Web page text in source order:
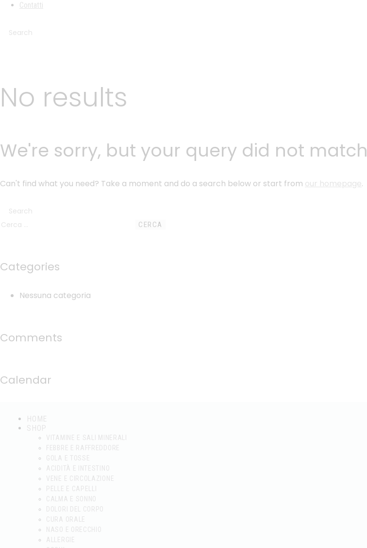
Contatti
No results
We're sorry, but your query did not match
Can't find what you need? Take a moment and do a search below or start from our homepage.
Categories
Nessuna categoria
Comments
Calendar
HOME
SHOP
VITAMINE E SALI MINERALI
FEBBRE E RAFFREDDORE
GOLA E TOSSE
ACIDITÀ E INTESTINO
VENE E CIRCOLAZIONE
PELLE E CAPELLI
CALMA E SONNO
DOLORI DEL CORPO
CURA ORALE
NASO E ORECCHIO
ALLERGIE